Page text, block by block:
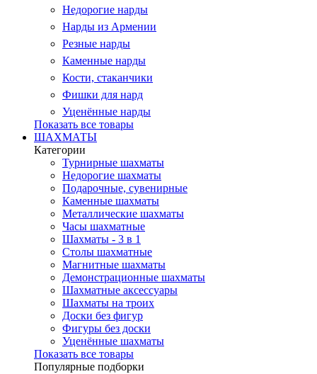
Недорогие нарды
Нарды из Армении
Резные нарды
Каменные нарды
Кости, стаканчики
Фишки для нард
Уценённые нарды
Показать все товары
ШАХМАТЫ
Категории
Турнирные шахматы
Недорогие шахматы
Подарочные, сувенирные
Каменные шахматы
Металлические шахматы
Часы шахматные
Шахматы - 3 в 1
Столы шахматные
Магнитные шахматы
Демонстрационные шахматы
Шахматные аксессуары
Шахматы на троих
Доски без фигур
Фигуры без доски
Уценённые шахматы
Показать все товары
Популярные подборки